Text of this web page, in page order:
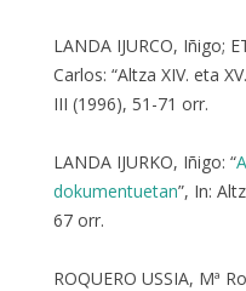
LANDA IJURCO, Iñigo;
Carlos: “Altza XIV. eta
III (1996), 51-71 orr.
LANDA IJURKO, Iñigo: “
dokumentuetan”, In:
67 orr.
ROQUERO USSIA, Mª